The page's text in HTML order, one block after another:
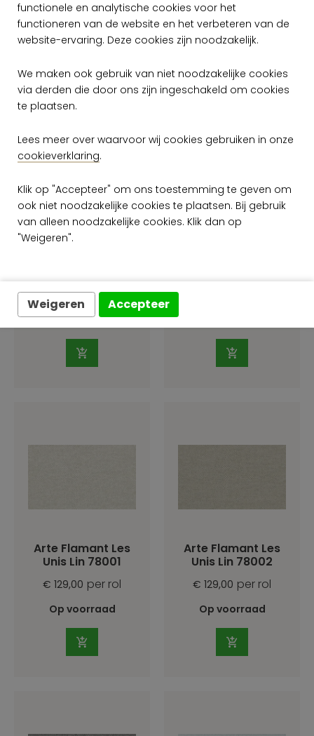
functionele en analytische cookies voor het
functioneren van de website en het verbeteren van de
website-ervaring. Deze cookies zijn noodzakelijk.
We maken ook gebruik van niet noodzakelijke cookies
via derden die door ons zijn ingeschakeld om cookies
te plaatsen.
Lees meer over waarvoor wij cookies gebruiken in onze
cookieverklaring.
Klik op "Accepteer" om ons toestemming te geven om
ook niet noodzakelijke cookies te plaatsen. Bij gebruik
van alleen noodzakelijke cookies. Klik dan op
"Weigeren".
Weigeren Accepteer
Op voorraad Op voorraad
Arte Flamant Les
€ 149,00 per rol
Op voorraad
Arte Flamant Les
Unis Lin 78001
€ 129,00 per rol
Op voorraad
Arte Flamant Les
Unis Lin 78002
€ 129,00 per rol
Op voorraad